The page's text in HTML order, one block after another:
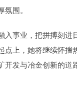
围。
事业，把拼搏刻进
点上，她将继续怀揣
开发与冶金创新的道